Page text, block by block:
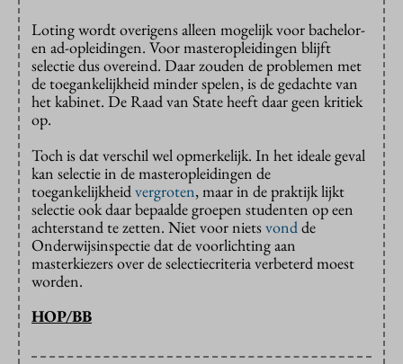
Loting wordt overigens alleen mogelijk voor bachelor-
en ad-opleidingen. Voor masteropleidingen blijft
selectie dus overeind. Daar zouden de problemen met
de toegankelijkheid minder spelen, is de gedachte van
het kabinet. De Raad van State heeft daar geen kritiek
op.
Toch is dat verschil wel opmerkelijk. In het ideale geval
kan selectie in de masteropleidingen de
toegankelijkheidvergroten, maar in de praktijk lijkt
selectie ook daar bepaalde groepen studenten op een
achterstand te zetten. Niet voor nietsvondde
Onderwijsinspectie dat de voorlichting aan
masterkiezers over de selectiecriteria verbeterd moest
worden.
HOP/BB